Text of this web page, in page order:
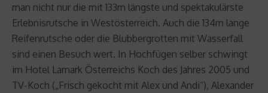
man nicht nur die mit 133m längste und spektakulärste
Erlebnisrutsche in Westösterreich. Auch die 134m lange
Reifenrutsche oder die Blubbergrotten mit Wasserfall
sind einen Besuch wert. In Hochfügen selber schwingt
im Hotel Lamark Österreichs Koch des Jahres 2005 und
TV-Koch („Frisch gekocht mit Alex und Andi“), Alexander